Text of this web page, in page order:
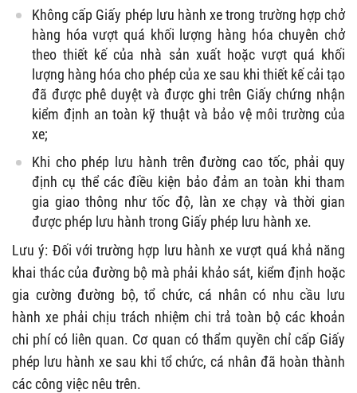
Không cấp Giấy phép lưu hành xe trong trường hợp chở
hàng hóa vượt quá khối lượng hàng hóa chuyên chở
theo thiết kế của nhà sản xuất hoặc vượt quá khối
lượng hàng hóa cho phép của xe sau khi thiết kế cải tạo
đã được phê duyệt và được ghi trên Giấy chứng nhận
kiểm định an toàn kỹ thuật và bảo vệ môi trường của
xe;
Khi cho phép lưu hành trên đường cao tốc, phải quy
định cụ thể các điều kiện bảo đảm an toàn khi tham
gia giao thông như tốc độ, làn xe chạy và thời gian
được phép lưu hành trong Giấy phép lưu hành xe.
Lưu ý: Đối với trường hợp lưu hành xe vượt quá khả năng
khai thác của đường bộ mà phải khảo sát, kiểm định hoặc
gia cường đường bộ, tổ chức, cá nhân có nhu cầu lưu
hành xe phải chịu trách nhiệm chi trả toàn bộ các khoản
chi phí có liên quan. Cơ quan có thẩm quyền chỉ cấp Giấy
phép lưu hành xe sau khi tổ chức, cá nhân đã hoàn thành
các công việc nêu trên.